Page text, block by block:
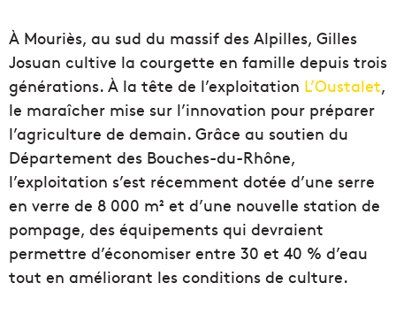
À Mouriès, au sud du massif des Alpilles, Gilles
Josuan cultive la courgette en famille depuis trois
générations. À la tête de l’exploitation L’Oustalet,
le maraîcher mise sur l’innovation pour préparer
l’agriculture de demain. Grâce au soutien du
Département des Bouches-du-Rhône,
l’exploitation s’est récemment dotée d’une serre
en verre de 8 000 m² et d’une nouvelle station de
pompage, des équipements qui devraient
permettre d’économiser entre 30 et 40 % d’eau
tout en améliorant les conditions de culture.